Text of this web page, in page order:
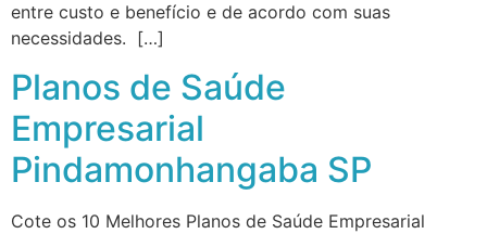
entre custo e benefício e de acordo com suas
necessidades. […]
Planos de Saúde
Empresarial
Pindamonhangaba SP
Cote os 10 Melhores Planos de Saúde Empresarial